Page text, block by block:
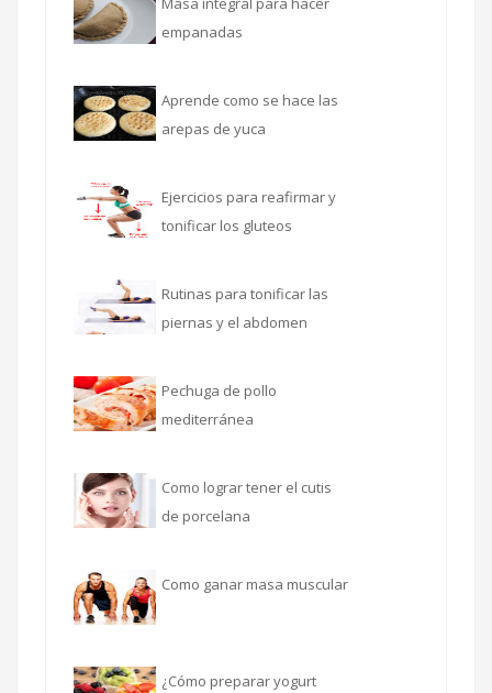
empanadas
Aprende como se hace las
arepas de yuca
Ejercicios para reafirmar y
tonificar los gluteos
Rutinas para tonificar las
piernas y el abdomen
Pechuga de pollo
mediterránea
Como lograr tener el cutis
de porcelana
Como ganar masa muscular
¿Cómo preparar yogurt